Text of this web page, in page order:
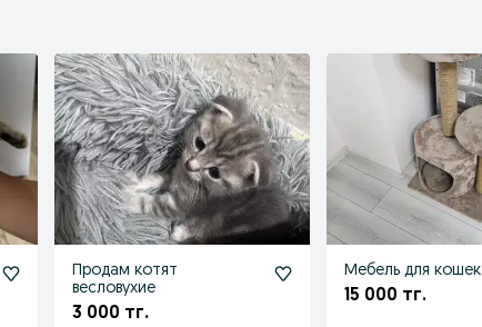
Продам котят
весловухие
3 000 тг.
Мебель для кошек
15 000 тг.